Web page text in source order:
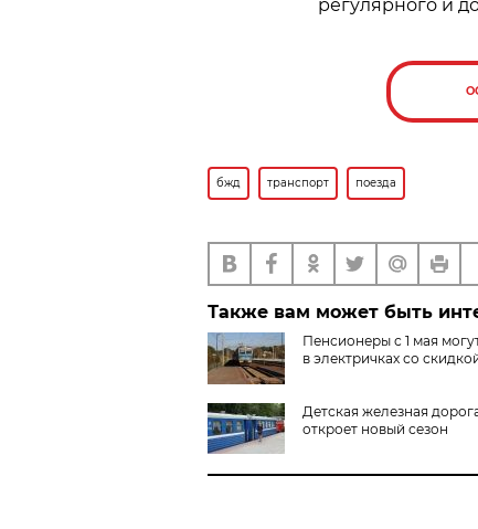
регулярного и
бжд транспорт поезда
Также вам может быть
Пенсионеры с 1 мая
в электричках со
Детская железная
откроет новый сезон